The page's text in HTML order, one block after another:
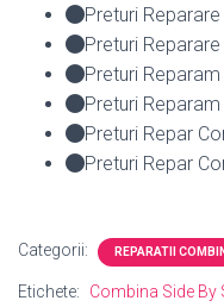
Preturi
Preturi
Preturi
Preturi
Preturi Repar
Preturi Repar
Categorii: REPARATII
Etichete:
Combina Side By